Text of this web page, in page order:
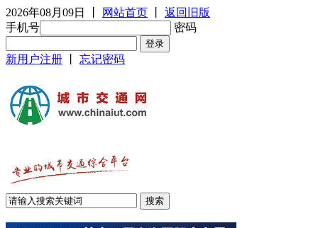
2026年08月09日 网站首页
返回旧版
手机号
密码
新用户注册 忘记密码